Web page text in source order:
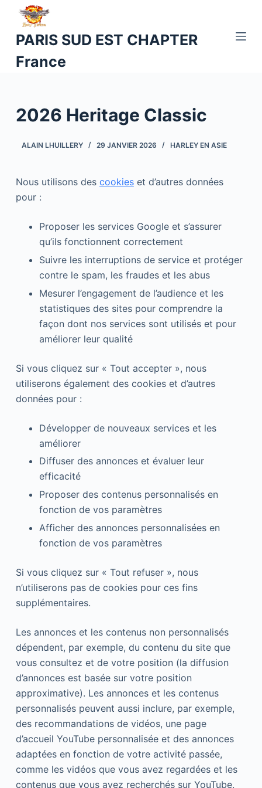
u
e
PARIS SUD EST CHAPTER
France
2026 Heritage Classic
ALAIN LHUILLERY 29 JANVIER 2026 HARLEY EN ASIE
Nous utilisons des cookieset d’autres données
pour :
Proposer les services Google et s’assurer
qu’ils fonctionnent correctement
Suivre les interruptions de service et protéger
contre le spam, les fraudes et les abus
Mesurer l’engagement de l’audience et les
statistiques des sites pour comprendre la
façon dont nos services sont utilisés et pour
améliorer leur qualité
Si vous cliquez sur « Tout accepter », nous
utiliserons également des cookies et d’autres
données pour :
Développer de nouveaux services et les
améliorer
Diffuser des annonces et évaluer leur
efficacité
Proposer des contenus personnalisés en
fonction de vos paramètres
Afficher des annonces personnalisées en
fonction de vos paramètres
Si vous cliquez sur « Tout refuser », nous
n’utiliserons pas de cookies pour ces fins
supplémentaires.
Les annonces et les contenus non personnalisés
dépendent, par exemple, du contenu du site que
vous consultez et de votre position (la diffusion
d’annonces est basée sur votre position
approximative). Les annonces et les contenus
personnalisés peuvent aussi inclure, par exemple,
des recommandations de vidéos, une page
d’accueil YouTube personnalisée et des annonces
adaptées en fonction de votre activité passée,
comme les vidéos que vous avez regardées et les
contenus que vous avez recherchés sur YouTube.